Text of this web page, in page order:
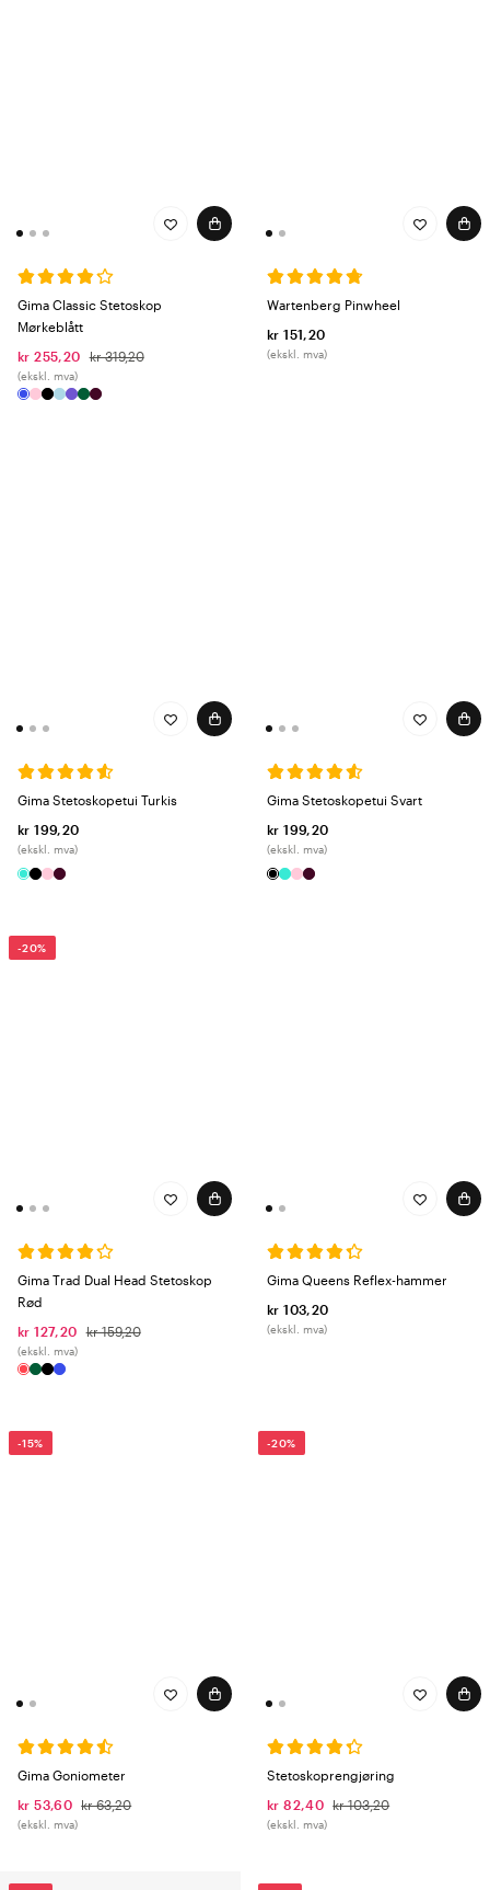
Gima Classic Stetoskop
Mørkeblått
kr 255,20
kr 319,20
(ekskl. mva)
Wartenberg Pinwheel
kr 151,20
(ekskl. mva)
Gima Stetoskopetui Turkis
kr 199,20
(ekskl. mva)
Gima Stetoskopetui Svart
kr 199,20
(ekskl. mva)
-20%
Gima Trad Dual Head Stetoskop
Rød
kr 127,20
kr 159,20
(ekskl. mva)
Gima Queens Reflex-hammer
kr 103,20
(ekskl. mva)
-15%
Gima Goniometer
kr 53,60 kr 63,20
(ekskl. mva)
-20%
Stetoskoprengjøring
kr 82,40 kr 103,20
(ekskl. mva)